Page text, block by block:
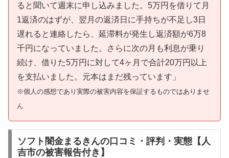
ると聞いて週末に申し込みました。5万円を借りて月
1返済のはずが、翌月の返済日に手持ちが不足し3日
遅れると連絡したら、延滞料が発生し返済額が6万8
千円になっていました。さらに次の月も利息が乗り
続け、借りた5万円に対して4ヶ月で合計20万円以上
を支払いました。元本はまだ残っています」
※個人の感想であり実際の被害内容を保証するものではありませ
ん
ソフト闇金まるきんの口コミ・評判・実態【人
吉市の被害報告付き】